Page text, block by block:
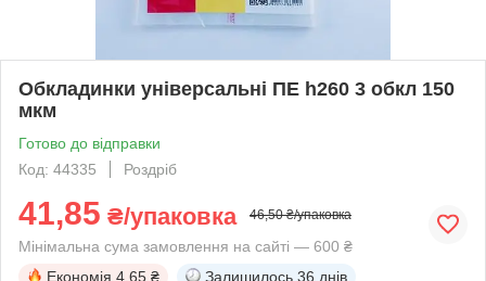
Обкладинки універсальні ПЕ h260 3 обкл 150
мкм
Готово до відправки
Код: 44335
Роздріб
41,85 ₴/упаковка 46,50 ₴/упаковка
Мінімальна сума замовлення на сайті — 600 ₴
Економія 4.65 ₴ Залишилось 36 днів